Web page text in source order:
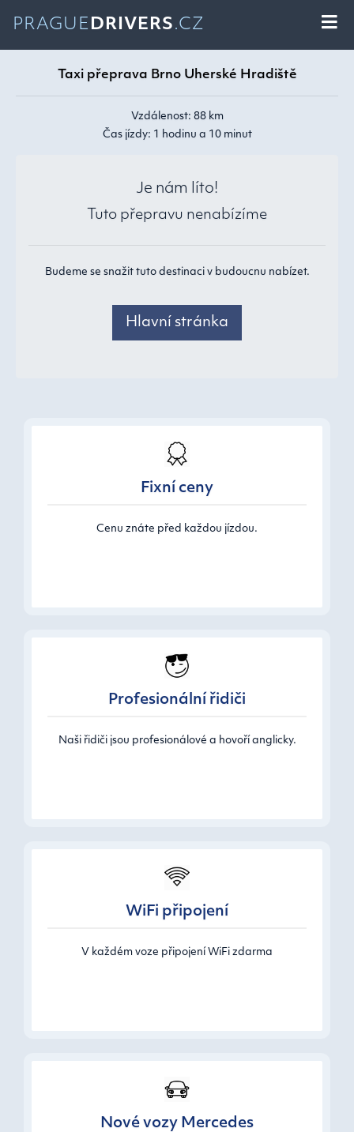
PRAGUE DRIVERS.CZ
Taxi přeprava Brno Uherské Hradiště
Vzdálenost: 88 km
Čas jízdy: 1 hodinu a 10 minut
Je nám líto!
Tuto přepravu nenabízíme
Budeme se snažit tuto destinaci v budoucnu nabízet.
Hlavní stránka
Fixní ceny
Cenu znáte před každou jízdou.
Profesionální řidiči
Naši řidiči jsou profesionálové a hovoří anglicky.
WiFi připojení
V každém voze připojení WiFi zdarma
Nové vozy Mercedes